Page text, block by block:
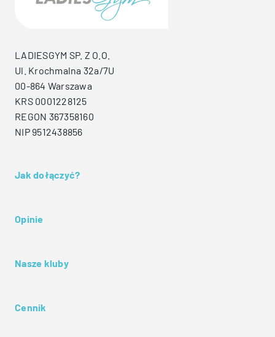
LADIESGYM SP. Z O.O.
Ul. Krochmalna 32a/7U
00-864 Warszawa
KRS 0001228125
REGON 367358160
NIP 9512438856
Jak dołączyć?
Opinie
Nasze kluby
Cennik